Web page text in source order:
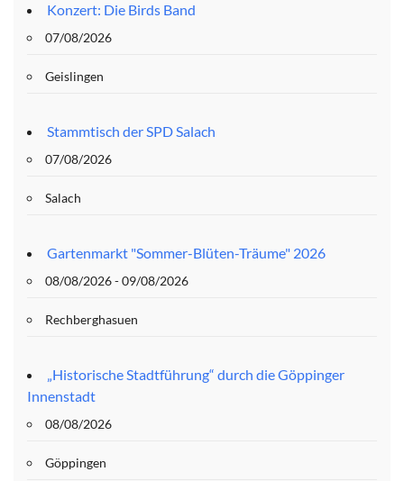
Konzert: Die Birds Band
07/08/2026
Geislingen
Stammtisch der SPD Salach
07/08/2026
Salach
Gartenmarkt "Sommer-Blüten-Träume" 2026
08/08/2026 - 09/08/2026
Rechberghasuen
„Historische Stadtführung“ durch die Göppinger
Innenstadt
08/08/2026
Göppingen